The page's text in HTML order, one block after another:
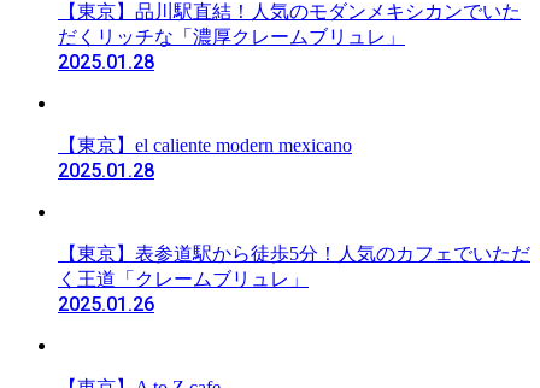
【東京】品川駅直結！人気のモダンメキシカンでいた
だくリッチな「濃厚クレームブリュレ」
2025.01.28
【東京】el caliente modern mexicano
2025.01.28
【東京】表参道駅から徒歩5分！人気のカフェでいただ
く王道「クレームブリュレ」
2025.01.26